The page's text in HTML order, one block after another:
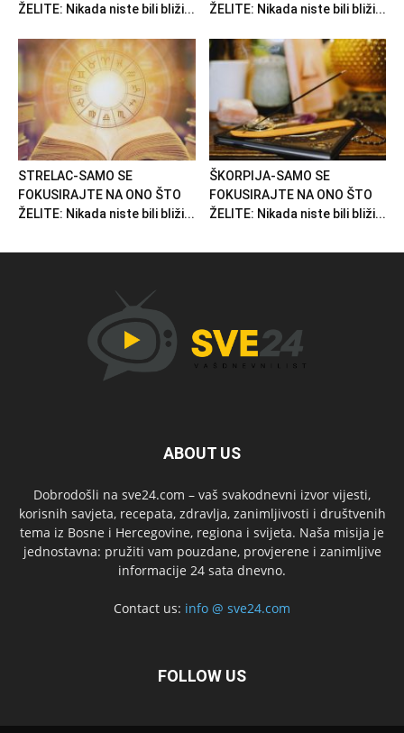
ŽELITE: Nikada niste bili bliži...
ŽELITE: Nikada niste bili bliži...
STRELAC-SAMO SE
FOKUSIRAJTE NA ONO ŠTO
ŽELITE: Nikada niste bili bliži...
ŠKORPIJA-SAMO SE
FOKUSIRAJTE NA ONO ŠTO
ŽELITE: Nikada niste bili bliži...
ABOUT US
Dobrodošli na sve24.com – vaš svakodnevni izvor vijesti,
korisnih savjeta, recepata, zdravlja, zanimljivosti i društvenih
tema iz Bosne i Hercegovine, regiona i svijeta. Naša misija je
jednostavna: pružiti vam pouzdane, provjerene i zanimljive
informacije 24 sata dnevno.
Contact us: info @ sve24.com
FOLLOW US